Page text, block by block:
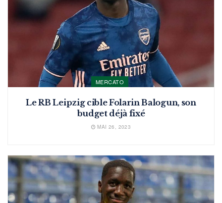
MERCATO
Le RB Leipzig cible Folarin Balogun, son
budget déjà fixé
MAI 26, 2023